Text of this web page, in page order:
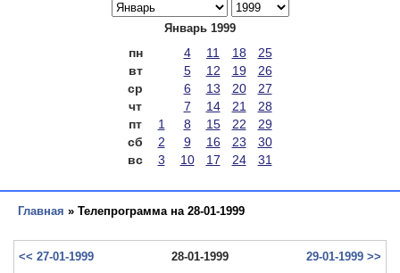
Январь 1999
пн 4 11 18
25
вт
5 12 19
26
ср
6 13 20
27
чт
7 14 21
28
пт
1 8 15 22
29
сб
2 9 16 23
30
вс
3 10 17 24 31
Главная » Телепрограмма на 28-01-1999
<< 27-01-1999 28-01-1999 29-01-1999 >>